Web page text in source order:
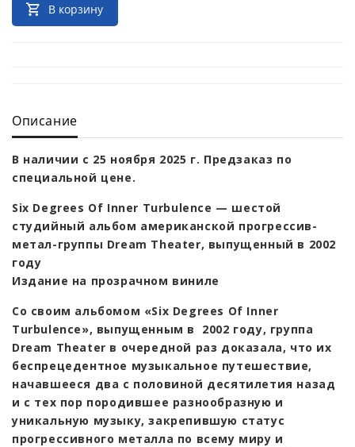
В корзину
Описание
В наличии с 25 ноября 2025 г. Предзаказ по
специальной цене.
Six Degrees Of Inner Turbulence — шестой
студийный альбом американской прогрессив-
метал-группы Dream Theater, выпущенный в 2002
году
Издание на прозрачном виниле
Со своим альбомом «Six Degrees Of Inner
Turbulence», выпущенным в 2002 году, группа
Dream Theater в очередной раз доказала, что их
беспрецедентное музыкальное путешествие,
начавшееся два с половиной десятилетия назад
и с тех пор породившее разнообразную и
уникальную музыку, закрепившую статус
прогрессивного металла по всему миру и